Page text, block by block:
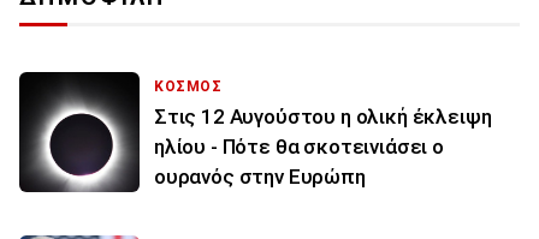
ΚΟΣΜΟΣ
Στις 12 Αυγούστου η ολική έκλειψη
ηλίου - Πότε θα σκοτεινιάσει ο
ουρανός στην Ευρώπη